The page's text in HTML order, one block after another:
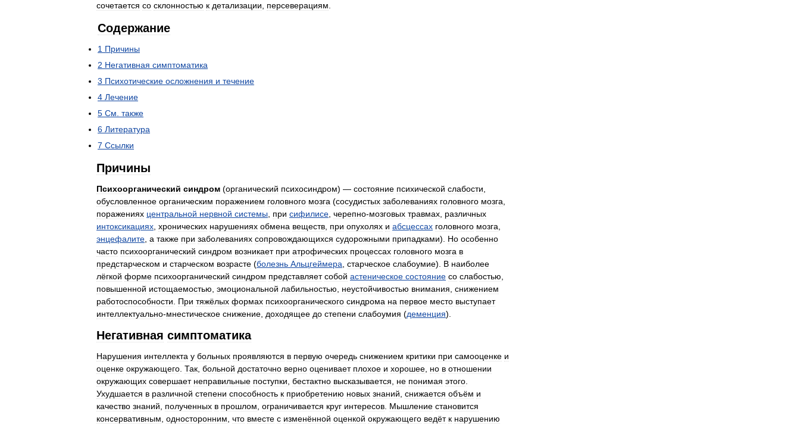
сочетается со склонностью к детализации персеверациям
Содержание
1 Причины
2 Негативная симптоматика
3 Психотические осложнения и течение
4 Лечение
5 См также
6 Литература
7 Ссылки
Причины
Психоорганический синдром (органический психосиндром) — состояние психической слабости
обусловленное органическим поражением головного мозга (сосудистых заболеваниях головного мозга
поражениях центральной нервной системы при сифилисе черепно-мозговых травмах различных
интоксикациях хронических нарушениях обмена веществ при опухолях и абсцессах головного мозга
энцефалите а также при заболеваниях сопровождающихся судорожными припадками). Но особенно
часто психоорганический синдром возникает при атрофических процессах головного мозга в
предстарческом и старческом возрасте (болезнь Альцгеймера старческое слабоумие). В наиболее
лёгкой форме психоорганический синдром представляет собой астеническое состояние со слабостью
повышенной истощаемостью эмоциональной лабильностью неустойчивостью внимания снижением
работоспособности
При тяжёлых формах психоорганического синдрома на первое место выступает
интеллектуально-мнестическое снижение доходящее до степени слабоумия (деменция).
Негативная симптоматика
Нарушения интеллекта у больных проявляются в первую очередь снижением критики при самооценке и
оценке окружающего Так больной достаточно верно оценивает плохое и хорошее но в отношении
окружающих совершает неправильные поступки бестактно высказывается не понимая этого
Ухудшается в различной степени способность к приобретению новых знаний снижается объём и
качество знаний полученных в прошлом ограничивается круг интересов Мышление становится
консервативным односторонним что вместе с изменённой оценкой окружающего ведёт к нарушению